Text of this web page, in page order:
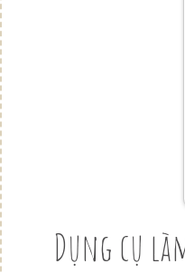
Dụng cụ